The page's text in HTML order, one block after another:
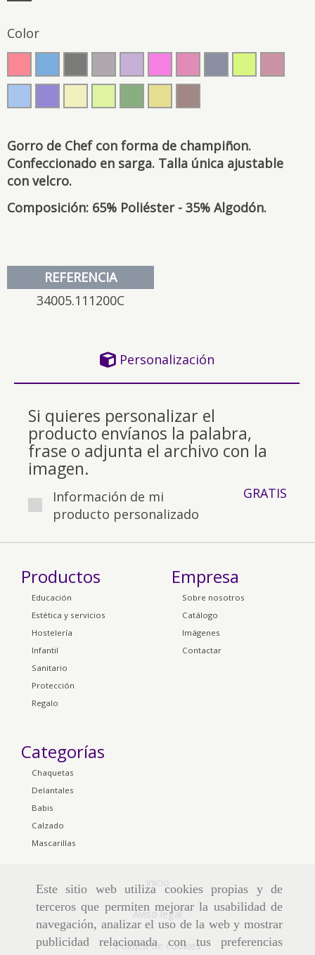
Este sitio web utiliza cookies propias y de
terceros que permiten mejorar la usabilidad de
navegación, analizar el uso de la web y mostrar
publicidad relacionada con tus preferencias
Color
Gorro de Chef con forma de champiñon.
Confeccionado en sarga. Talla única ajustable
con velcro.
Composición: 65% Poliéster - 35% Algodón.
REFERENCIA
34005.111200C
Personalización
Si quieres personalizar el
producto envíanos la palabra,
frase o adjunta el archivo con la
imagen.
Información de mi
producto personalizado
GRATIS
Productos
Educación
Estética y servicios
Hostelería
Infantil
Sanitario
Protección
Regalo
Empresa
Sobre nosotros
Catálogo
Imágenes
Contactar
Categorías
Chaquetas
Delantales
Babis
Calzado
Mascarillas
Inicio
Aviso legal
Política de cookies